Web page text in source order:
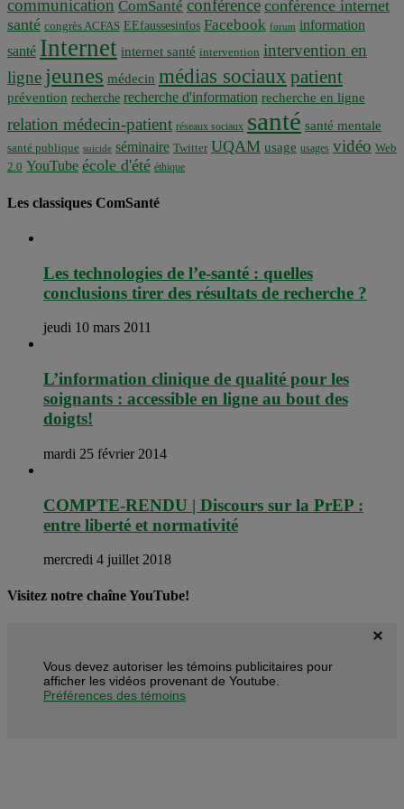
communication ComSanté conférence conférence internet
santé congrès ACFAS EEfaussesinfos Facebook forum information
santé Internet internet santé intervention intervention en
ligne jeunes médecin médias sociaux patient
prévention recherche recherche d'information recherche en ligne
relation médecin-patient réseaux sociaux santé santé mentale
santé publique suicide séminaire Twitter UQAM usage usages vidéo Web
2.0 YouTube école d'été éthique
Les classiques ComSanté
Les technologies de l’e-santé : quelles
conclusions tirer des résultats de recherche ?
jeudi 10 mars 2011
L’information clinique de qualité pour les
soignants : accessible en ligne au bout des
doigts!
mardi 25 février 2014
COMPTE-RENDU | Discours sur la PrEP :
entre liberté et normativité
mercredi 4 juillet 2018
Visitez notre chaîne YouTube!
Vous devez autoriser les témoins publicitaires pour
afficher les vidéos provenant de Youtube.
Préférences des témoins